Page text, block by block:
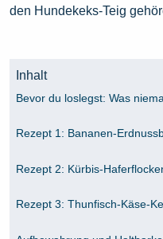
den Hundekeks-Teig
Inhalt
Bevor du loslegst: Was
Rezept 1: Bananen-
Rezept 2: Kürbis-
Rezept 3: Thunfisch-Käse-